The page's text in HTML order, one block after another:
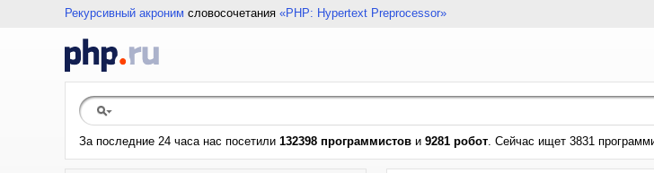
Рекурсивный акроним словосочетания «PHP: Hypertext Preprocessor»
За последние 24 часа нас посетили 132398 программистов и 9281 робот. Сейчас ищет 3831